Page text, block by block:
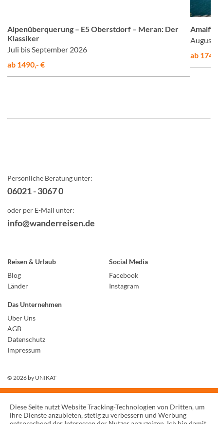
Alpenüberquerung – E5 Oberstdorf – Meran: Der
Klassiker
Juli bis September 2026
ab 1490,- €
Amalfis
August
ab
Persönliche Beratung unter:
06021 - 3067 0
oder per E-Mail unter:
info@wanderreisen.de
Reisen & Urlaub
Blog
Länder
Social Media
Facebook
Instagram
Das Unternehmen
Über Uns
AGB
Datenschutz
Impressum
© 2026 by UNIKAT
Diese Seite nutzt Website Tracking-Technologien von Dritten, um
ihre Dienste anzubieten, stetig zu verbessern und Werbung